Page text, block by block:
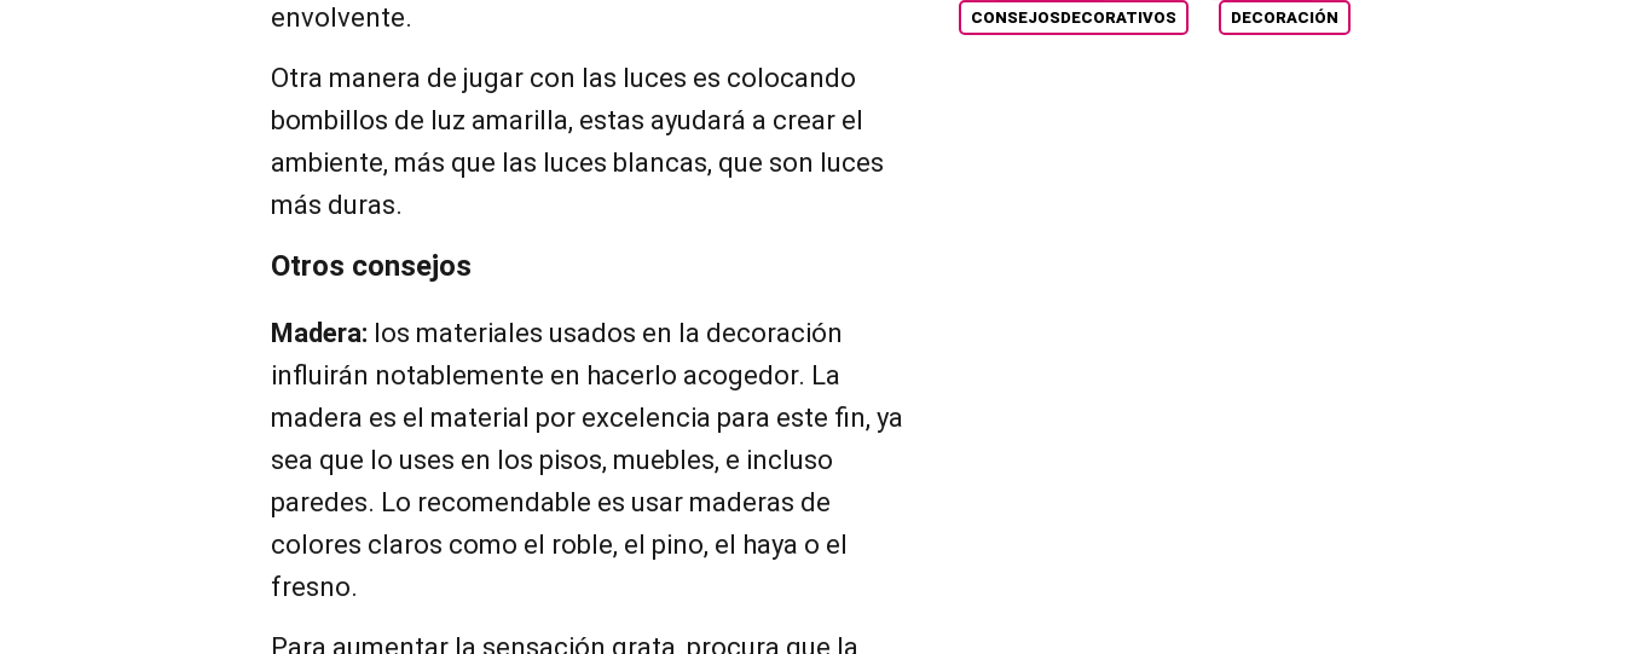
envolvente.
Otra manera de jugar con las luces es colocando
bombillos de luz amarilla, estas ayudará a crear el
ambiente, más que las luces blancas, que son luces
más duras.
Otros consejos
Madera: los materiales usados en la decoración
influirán notablemente en hacerlo acogedor. La
madera es el material por excelencia para este fin, ya
sea que lo uses en los pisos, muebles, e incluso
paredes. Lo recomendable es usar maderas de
colores claros como el roble, el pino, el haya o el
fresno.
Para aumentar la sensación grata, procura que la
CONSEJOSDECORATIVOS
DECORACIÓN